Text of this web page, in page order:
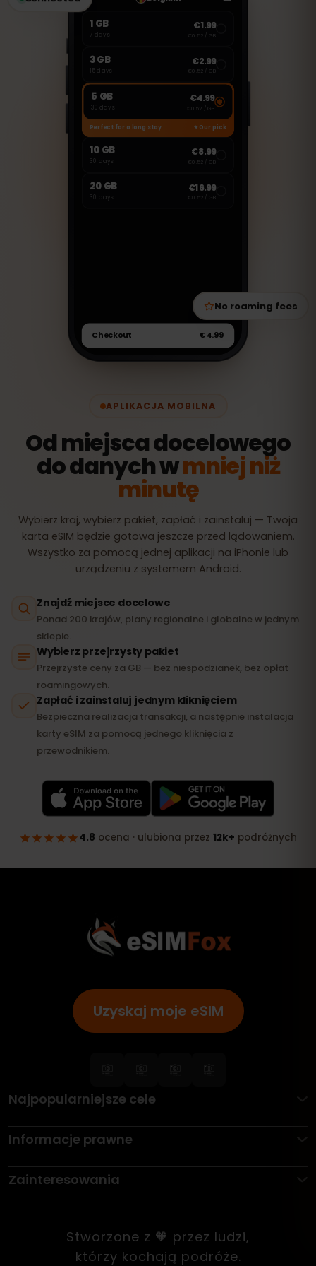
Uzyskaj moje eSIM
Najpopularniejsze cele
Informacje prawne
Zainteresowania
Stworzone z 🧡 przez ludzi,
którzy kochają podróże.